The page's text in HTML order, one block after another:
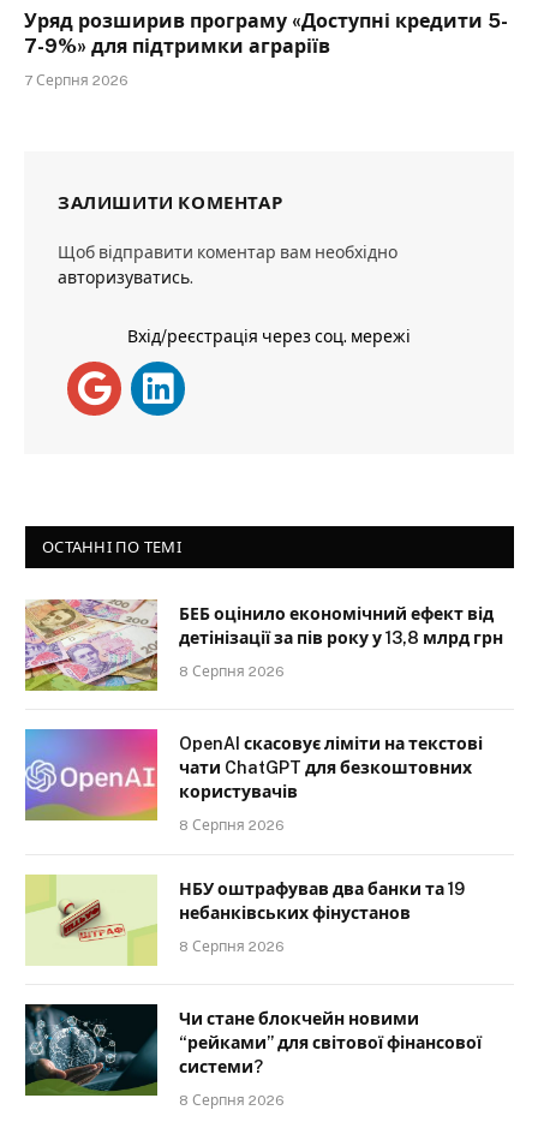
Уряд розширив програму «Доступні кредити 5-
7-9%» для підтримки аграріїв
7 Серпня 2026
ЗАЛИШИТИ КОМЕНТАР
Щоб відправити коментар вам необхідно
авторизуватись.
Вхід/реєстрація через соц. мережі
ОСТАННІ ПО ТЕМІ
БЕБ оцінило економічний ефект від
детінізації за пів року у 13,8 млрд грн
8 Серпня 2026
OpenAI скасовує ліміти на текстові
чати ChatGPT для безкоштовних
користувачів
8 Серпня 2026
НБУ оштрафував два банки та 19
небанківських фінустанов
8 Серпня 2026
Чи стане блокчейн новими
“рейками” для світової фінансової
системи?
8 Серпня 2026